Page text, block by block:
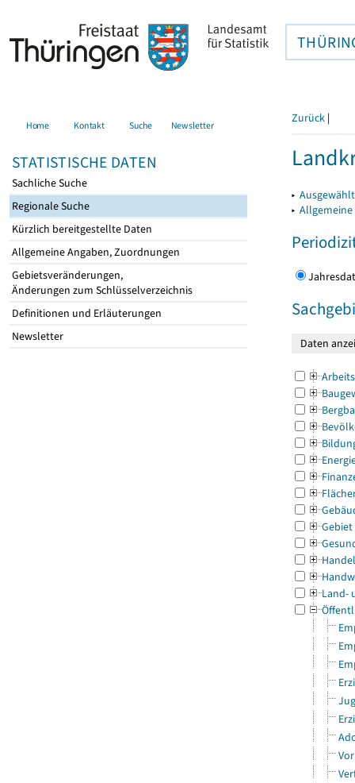
Home Kontakt Suche Newsletter
STATISTISCHE DATEN
Sachliche Suche
Regionale Suche
Kürzlich bereitgestellte Daten
Allgemeine Angaben, Zuordnungen
Gebietsveränderungen,
Änderungen zum Schlüsselverzeichnis
Definitionen und Erläuterungen
Newsletter
Zurück |
▸
▸
Gebiet
Land-